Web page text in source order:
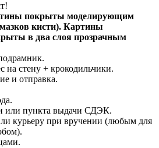
покрыты моделирующим
кисти). Картины
в два слоя прозрачным
на стену + крокодильчики.
и отправка.
или пункта выдачи СДЭК.
курьеру при вручении (любым для